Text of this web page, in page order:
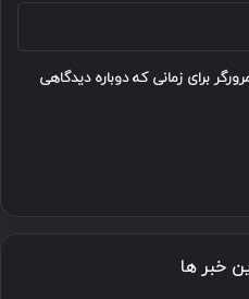
برای زمانی که دوباره دیدگاهی
خبر ها